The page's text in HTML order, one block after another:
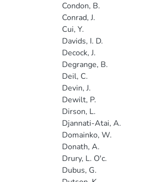
Condon, B.
Conrad, J.
Cui, Y.
Davids, I. D.
Decock, J.
Degrange, B.
Deil, C.
Devin, J.
Dewilt, P.
Dirson, L.
Djannati-Atai, A.
Domainko, W.
Donath, A.
Drury, L. O'c.
Dubus, G.